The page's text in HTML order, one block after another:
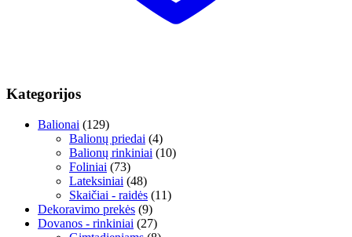
Kategorijos
Balionai (129)
Balionų priedai (4)
Balionų rinkiniai (10)
Foliniai (73)
Lateksiniai (48)
Skaičiai - raidės (11)
Dekoravimo prekės (9)
Dovanos - rinkiniai (27)